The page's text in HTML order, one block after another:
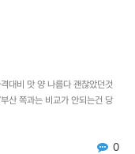
대비 맛 양 나름다 괜찮았던것
산 쪽과는 비교가 안되는건 당
0